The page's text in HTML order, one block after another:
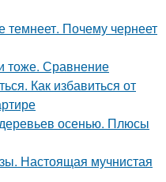
темнеет. Почему чернеет
тоже. Сравнение
Как избавиться от
осенью. Плюсы
Настоящая мучнистая